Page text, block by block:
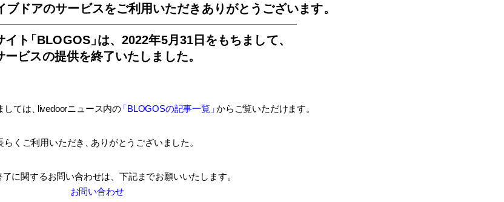
ブドアのサービスをご利用いただきありがとうございます。
イ ト「BLOGOS」は、2022年5月31日をもちまして、
ービスの提供を終了いたしました。
しては livedoorニュース内の「BLOGOSの記事一覧」 からご覧いただけます。
らくご利用いただき ありがとうございました。
に関するお問い合わせは、 下記までお願いいたします。
お問い合わせ